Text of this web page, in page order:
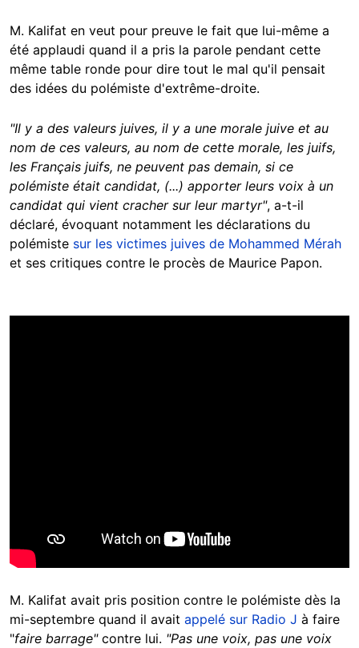
M. Kalifat en veut pour preuve le fait que lui-même a
été applaudi quand il a pris la parole pendant cette
même table ronde pour dire tout le mal qu'il pensait
des idées du polémiste d'extrême-droite.
"Il y a des valeurs juives, il y a une morale juive et au
nom de ces valeurs, au nom de cette morale, les juifs,
les Français juifs, ne peuvent pas demain, si ce
polémiste était candidat, (...) apporter leurs voix à un
candidat qui vient cracher sur leur martyr", a-t-il
déclaré, évoquant notamment les déclarations du
polémiste sur les victimes juives de Mohammed Mérah
et ses critiques contre le procès de Maurice Papon.
M. Kalifat avait pris position contre le polémiste dès la
mi-septembre quand il avait appelé sur Radio J à faire
"faire barrage"contre lui. "Pas une voix, pas une voix